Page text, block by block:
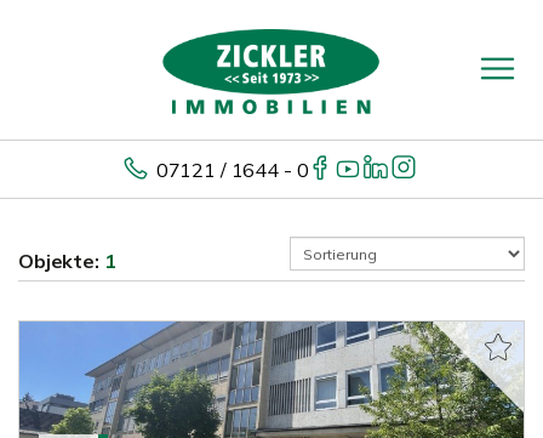
07121 / 1644 - 0
Objekte: 1